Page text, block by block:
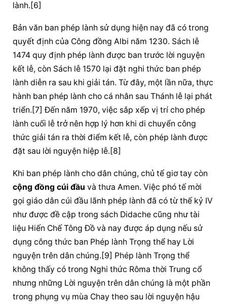
lành.[6]
Bản văn ban phép lành sử dụng hiện nay đã có trong
quyết định của Công đồng Albi năm 1230. Sách lễ
1474 quy định phép lành được ban trước lời nguyện
kết lễ, còn Sách lễ 1570 lại đặt nghi thức ban phép
lành diễn ra sau khi giải tán. Từ đây, một lần nữa, thực
hành ban phép lành cho cá nhân sau Thánh lễ lại phát
triển.[7] Đến năm 1970, việc sắp xếp vị trí cho phép
lành cuối lễ trở nên hợp lý hơn khi di chuyển công
thức giải tán ra thời điểm kết lễ, còn phép lành được
đặt sau lời nguyện hiệp lễ.[8]
cộng đồng cúi đầu và thưa Amen. Việc phó tế mời
gọi giáo dân cúi đầu lãnh phép lành đã có từ thế kỷ IV
như được đề cập trong sách Didache cũng như tài
liệu Hiến Chế Tông Đồ và nay được áp dụng nếu sử
dụng công thức ban Phép lành Trọng thể hay Lời
nguyện trên dân chúng.[9] Phép lành Trọng thể
không thấy có trong Nghi thức Rôma thời Trung cổ
nhưng những Lời nguyện trên dân chúng là một phần
trong phụng vụ mùa Chay theo sau lời nguyện hậu